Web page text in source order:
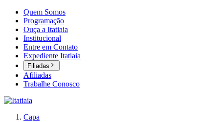
Quem Somos
Programação
Ouça a Itatiaia
Institucional
Entre em Contato
Expediente Itatiaia
Filiadas
Afiliadas
Trabalhe Conosco
Capa